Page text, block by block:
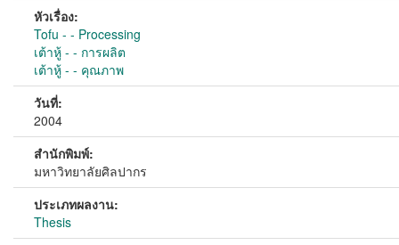
หัวเรื่อง:
Tofu - - Processing
เต้าหู้ - - การผลิต
เต้าหู้ - - คุณภาพ
วันที่:
2004
สำนักพิมพ์:
มหาวิทยาลัยศิลปากร
ประเภทผลงาน:
Thesis